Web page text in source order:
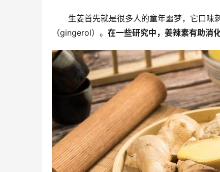
生姜首先就是很多人的童年噩梦，它口味
（gingerol）。 在一些研究中，姜辣素有助消